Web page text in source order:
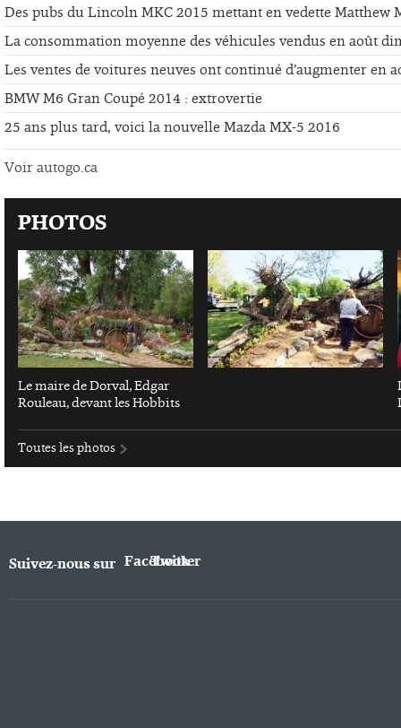
Des pubs du Lincoln MKC 2015 mettant en vedette Matthew
La consommation moyenne des véhicules vendus en août
Les ventes de voitures neuves ont continué d’augmenter en
BMW M6 Gran Coupé 2014 : extrovertie
25 ans plus tard, voici la nouvelle Mazda MX-5 2016
Voir autogo.ca
PHOTOS
Le maire de Dorval, Edgar
Rouleau, devant les Hobbits
Toutes les photos
Suivez-nous sur Facebook
Twitter